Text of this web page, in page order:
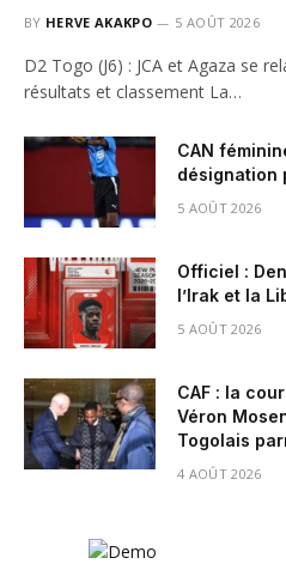
BY HERVE AKAKPO 5 AOÛT 2026
D2 Togo (J6) : JCA et Agaza se
résultats et classement La…
CAN
désignation
5 AOÛT 2026
Officiel :
l’Irak et la
5 AOÛT 2026
CAF : la
Véron
Togolais
4 AOÛT 2026